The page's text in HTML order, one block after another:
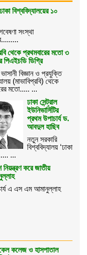
বিশ্ববিদ্যালয়ের ১০
সংস্থা
থেকে প্রথমবারের মতো ৩
পিএইচডি ডিগ্রি
বিজ্ঞান ও প্রযুক্তি
(মাভাবিপ্রবি) থেকে
মতো..... ...
ঢাকা সেন্ট্রাল
ইউনিভার্সিটির
প্রথম উপাচার্য ড.
আবদুল হাছিব
নতুন সরকারি
বিশ্ববিদ্যালয় ‘ঢাকা
...
করে জাতীয়
এ এস এম আমানুল্লাহ
কলেজ ও হাসপাতাল